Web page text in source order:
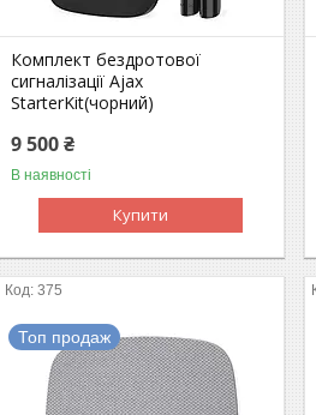
Комплект бездротової
сигналізації Ajax
StarterKit(чорний)
9 500 ₴
В наявності
Купити
375
Топ продаж